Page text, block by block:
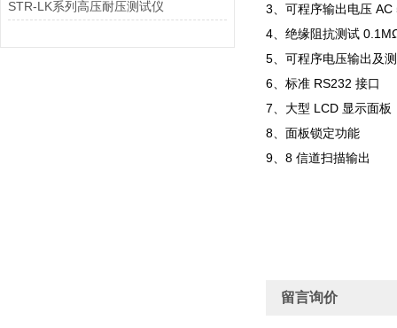
STR-LK系列高压耐压测试仪
3、可程序输出电压
4、绝缘阻抗测试
5、可程序电压输出及
6、标准 RS232 接口
7、大型 LCD 显示面板
8、面板锁定功能
9、8 信道扫描输出
留言询价